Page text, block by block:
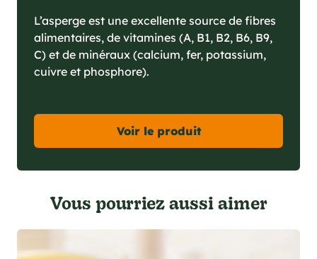
L’asperge est une excellente source de fibres
alimentaires, de vitamines (A, B1, B2, B6, B9,
C) et de minéraux (calcium, fer, potassium,
cuivre et phosphore).
Voir le produit
Vous pourriez aussi aimer